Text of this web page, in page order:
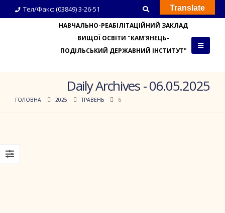
Тел/Факс: (03849) 3-26-51
НАВЧАЛЬНО-РЕАБІЛІТАЦІЙНИЙ ЗАКЛАД
ВИЩОЇ ОСВІТИ "КАМ'ЯНЕЦЬ-
ПОДІЛЬСЬКИЙ ДЕРЖАВНИЙ ІНСТИТУТ"
Daily Archives - 06.05.2025
ГОЛОВНА 2025 ТРАВЕНЬ 6
Translate